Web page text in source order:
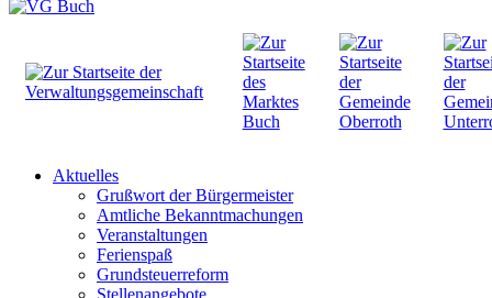
Aktuelles
Grußwort der Bürgermeister
Amtliche Bekanntmachungen
Veranstaltungen
Ferienspaß
Grundsteuerreform
Stellenangebote